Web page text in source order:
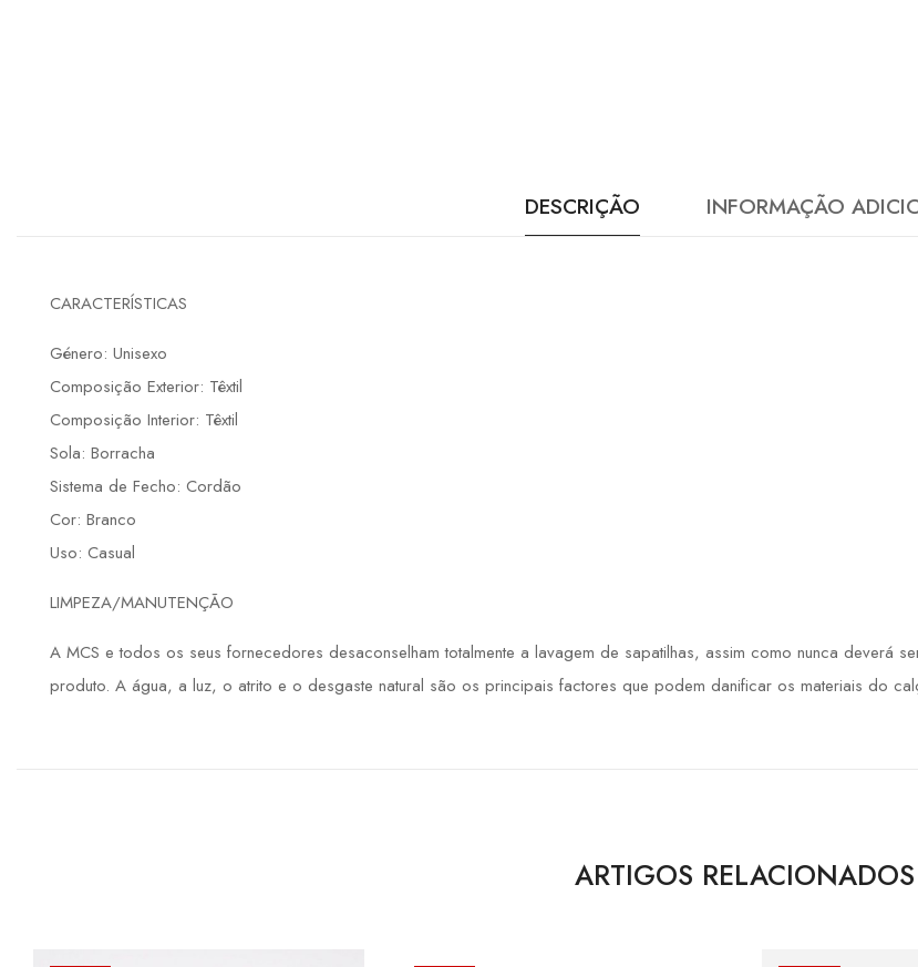
DESCRIÇÃO INFORMAÇÃO
CARACTERÍSTICAS
Género: Unisexo
Composição Exterior: Têxtil
Composição Interior: Têxtil
Sola: Borracha
Sistema de Fecho: Cordão
Cor: Branco
Uso: Casual
LIMPEZA/MANUTENÇÃO
A MCS e todos os seus fornecedores desaconselham totalmente a lavagem de sapatilhas, assim como nunca deverá
produto. A água, a luz, o atrito e o desgaste natural são os principais factores que podem danificar os materiais do
ARTIGOS RELACIONADOS